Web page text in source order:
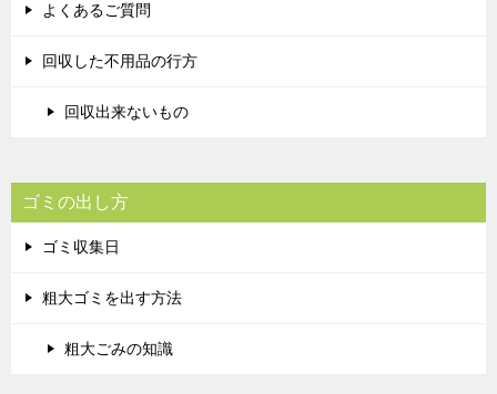
よくあるご質問
回収した不用品の行方
回収出来ないもの
ゴミの出し方
ゴミ収集日
粗大ゴミを出す方法
粗大ごみの知識